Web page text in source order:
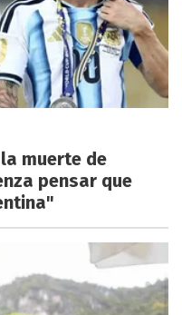
muerte de
pensar que